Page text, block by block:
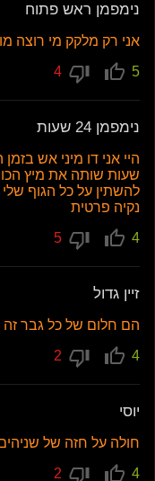
נימפמן ראש פתוח
אני רק מלקק מי רוצה
5
נימפמן 24 שעות
היי אני דו מיני אש
שעות שותה את מיץ
להשתין על כל הגוף
נקיה פרטית
4
זיין גדול
הם חלום של כל גבר זה
4
יוסי
חולה על חזה של
4